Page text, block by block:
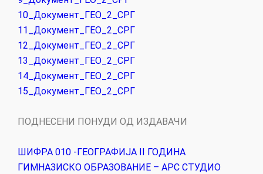
10_Документ_ГЕО_2_СРГ
11_Документ_ГЕО_2_СРГ
12_Документ_ГЕО_2_СРГ
13_Документ_ГЕО_2_СРГ
14_Документ_ГЕО_2_СРГ
15_Документ_ГЕО_2_СРГ
ПОДНЕСЕНИ ПОНУДИ ОД ИЗДАВАЧИ
ШИФРА 010 -ГЕОГРАФИЈА II ГОДИНА
ГИМНАЗИСКО ОБРАЗОВАНИЕ – АРС СТУДИО